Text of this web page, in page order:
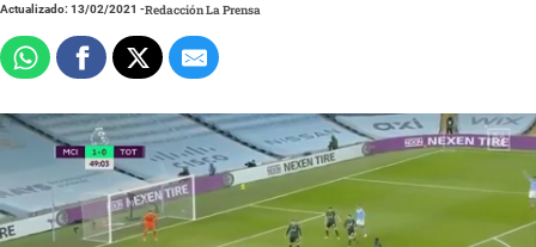
Actualizado: 13/02/2021 -Redacción La Prensa